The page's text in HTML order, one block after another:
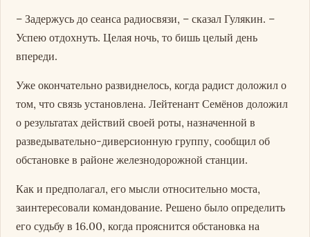
– Задержусь до сеанса радиосвязи, – сказал Гулякин. –
Успею отдохнуть. Целая ночь, то бишь целый день
впереди.
Уже окончательно развиднелось, когда радист доложил о
том, что связь установлена. Лейтенант Семёнов доложил
о результатах действий своей роты, назначенной в
разведывательно-диверсионную группу, сообщил об
обстановке в районе железнодорожной станции.
Как и предполагал, его мысли относительно моста,
заинтересовали командование. Решено было определить
его судьбу в 16.00, когда прояснится обстановка на